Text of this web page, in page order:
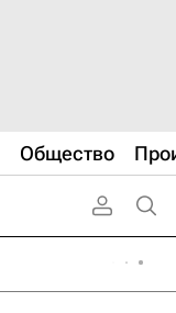
Общество